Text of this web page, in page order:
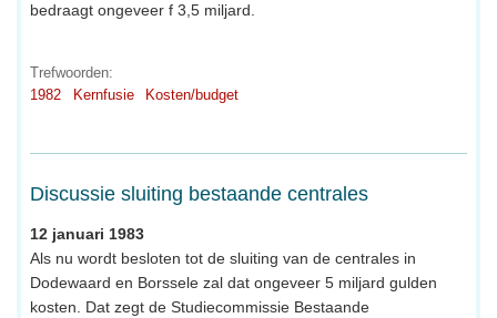
bedraagt ongeveer f 3,5 miljard.
Trefwoorden:
1982
Kernfusie Kosten/budget
Discussie sluiting bestaande centrales
12 januari 1983
Als nu wordt besloten tot de sluiting van de centrales in
Dodewaard en Borssele zal dat ongeveer 5 miljard gulden
kosten. Dat zegt de Studiecommissie Bestaande